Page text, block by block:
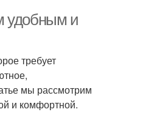
удобным и
требует
мы рассмотрим
и комфортной.